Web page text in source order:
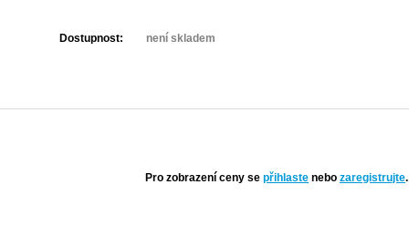
Dostupnost: není skladem
Pro zobrazení ceny se přihlaste nebo zaregistrujte.